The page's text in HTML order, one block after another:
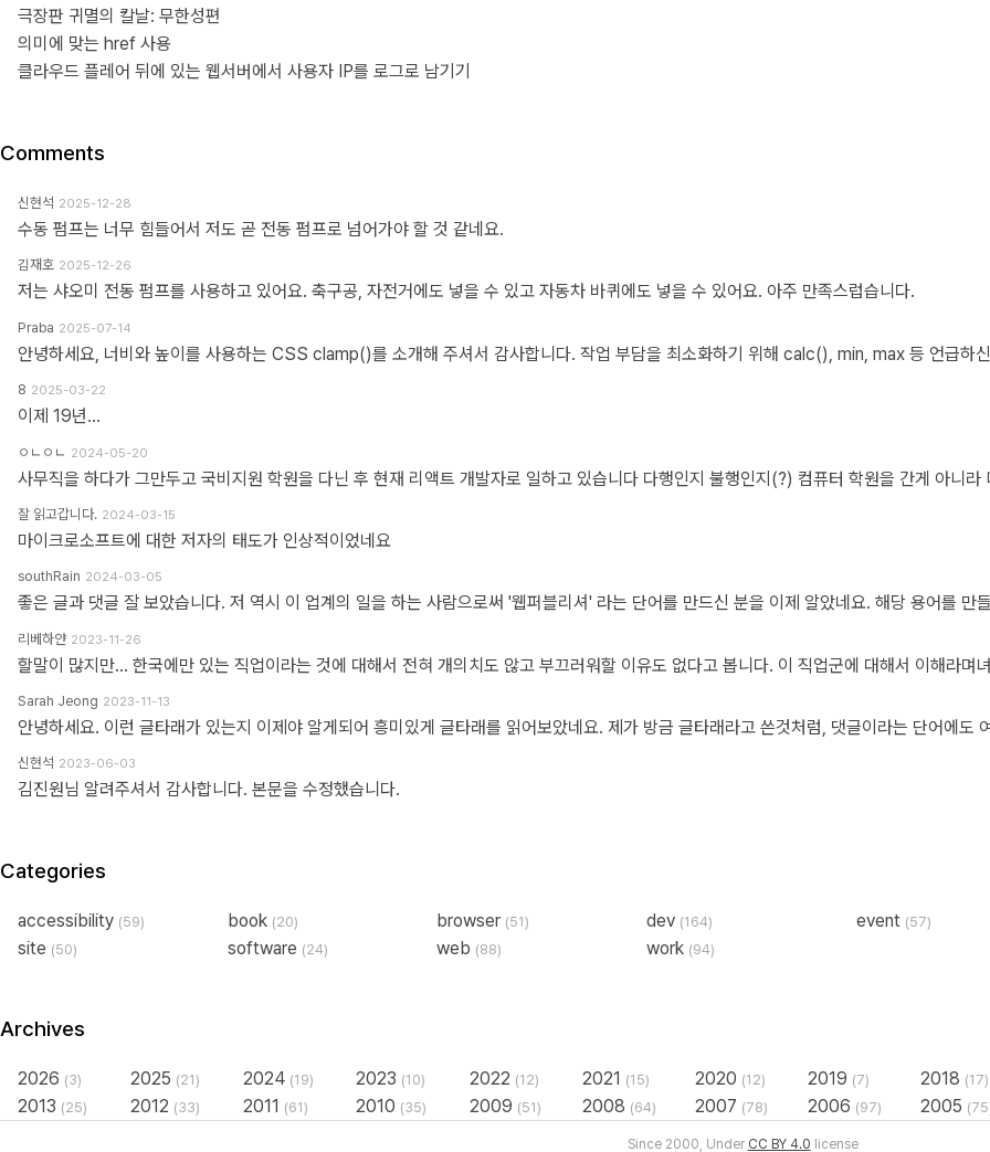
극장판 귀멸의 칼날: 무한성편
의미에 맞는 href 사용
클라우드 플레어 뒤에 있는 웹서버에서 사용자 IP를 로그로 남기기
Comments
신현석 2025-12-28
수동 펌프는 너무 힘들어서 저도 곧 전동 펌프로 넘어가야 할 것 같네요.
김재호 2025-12-26
저는 샤오미 전동 펌프를 사용하고 있어요. 축구공, 자전거에도 넣을 수 있고 자동차 바퀴에도 넣을 수 있어요. 아주 만족스럽습니다.
Praba 2025-07-14
8 2025-03-22
이제 19년...
ㅇㄴㅇㄴ 2024-05-20
잘 읽고갑니다. 2024-03-15
마이크로소프트에 대한 저자의 태도가 인상적이었네요
southRain 2024-03-05
리베하얀 2023-11-26
Sarah Jeong 2023-11-13
신현석 2023-06-03
김진원님 알려주셔서 감사합니다. 본문을 수정했습니다.
Categories
accessibility (59) book (20) browser (51) dev (164) event (57)
site (50) software (24) web (88) work (94)
Archives
2026 (3) 2025 (21) 2024 (19) 2023 (10) 2022 (12) 2021 (15) 2020 (12) 2019 (7) 2018 (17)
2013 (25) 2012 (33) 2011 (61) 2010 (35) 2009 (51) 2008 (64) 2007 (78) 2006 (97) 2005
Since 2000, Under CC BY 4.0 license